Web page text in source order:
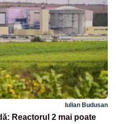
Iulian Budusan
Reactorul 2 mai poate